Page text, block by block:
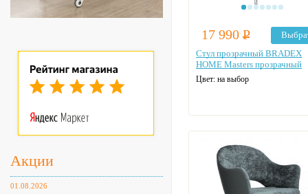
Акции
01.08.2026
17 990 Р
Стул прозрачный BRADEX
HOME Masters прозрачный
Цвет: на выбор